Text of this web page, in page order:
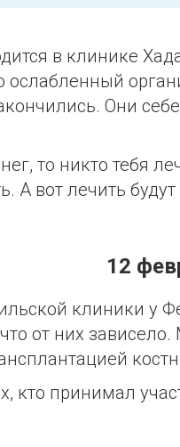
в клинике
Они
то никто тебя
А вот лечить
12
клиники у
от них
кто принимал